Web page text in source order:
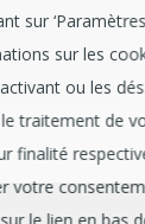
sur
sur les
ou les
traitement de
finalité
votre